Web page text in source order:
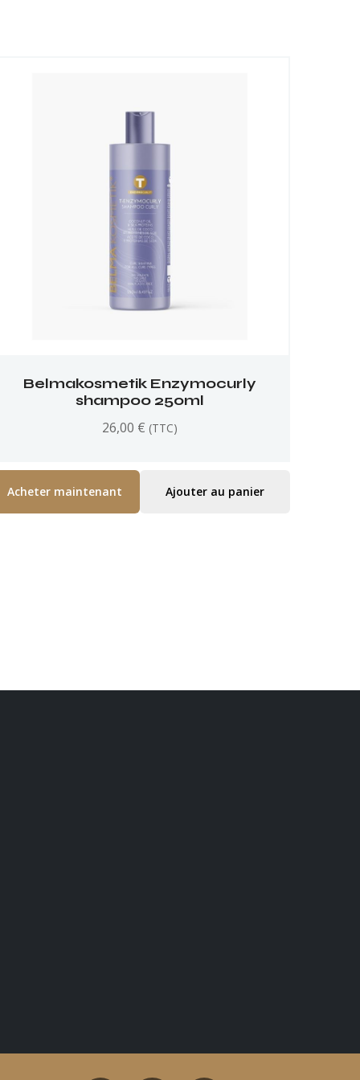
Belmakosmetik Enzymocurly
shampoo 250ml
26,00 € (TTC)
Acheter maintenant Ajouter au panier